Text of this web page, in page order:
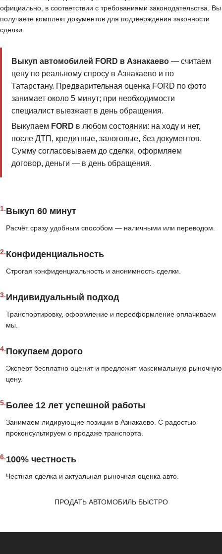
официально, в соответствии с требованиями законодательства. Вы
получаете комплект документов для подтверждения законности
сделки.
Выкуп автомобилей FORD в Азнакаево— считаем
цену по реальному спросу в Азнакаево и по
Татарстану. Предварительная оценка FORD по фото
занимает около 5 минут; при необходимости
специалист выезжает в день обращения.
Выкупаем FORD в любом состоянии: на ходу и нет,
после ДТП, кредитные, залоговые, без документов.
Сумму согласовываем до сделки, оформляем
договор, деньги — в день обращения.
1.Выкуп 60 минут
Расчёт сразу удобным способом — наличными или переводом.
2.Конфиденциальность
Строгая конфиденциальность и анонимность сделки.
3.Индивидуальный подход
Транспортировку, оформление и переоформление оплачиваем
мы.
4.Покупаем дорого
Эксперт бесплатно оценит и предложит максимальную рыночную
цену.
5.Более 12 лет успешной работы
Занимаем лидирующие позиции в Азнакаево. С радостью
проконсультируем о продаже транспорта.
6.100% честность
Честная сделка и актуальная рыночная оценка авто.
ПРОДАТЬ АВТОМОБИЛЬ БЫСТРО